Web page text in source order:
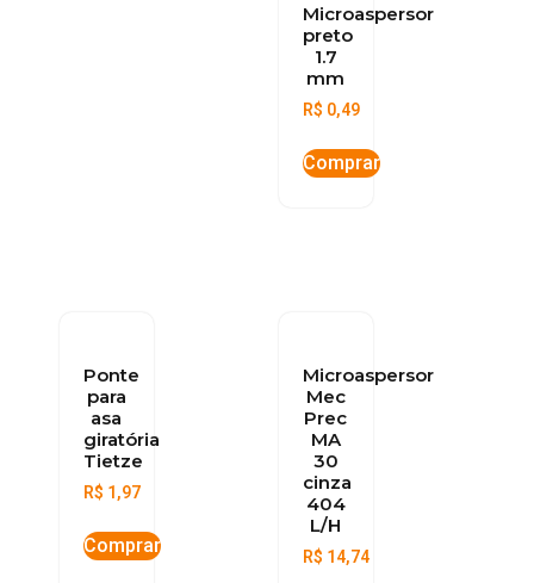
Microaspersor
preto
1.7
mm
R$ 0,49
Comprar
Ponte
para
asa
giratória
Tietze
R$ 1,97
Comprar
Microaspersor
Mec
Prec
MA
30
cinza
404
L/H
R$ 14,74